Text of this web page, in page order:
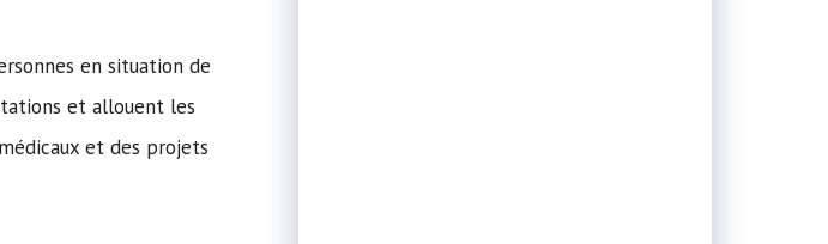
en situation de
et allouent les
et des projets